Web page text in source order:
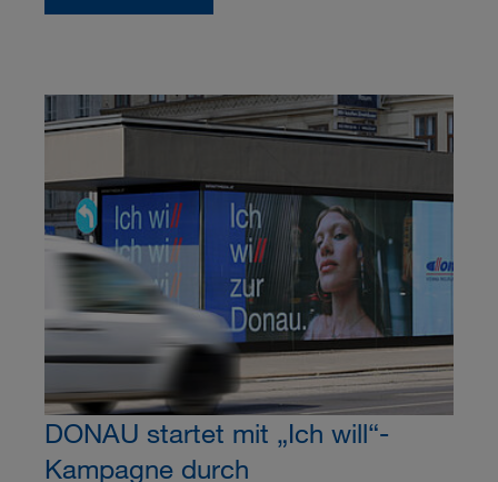
DONAU startet mit „Ich will“-
Kampagne durch